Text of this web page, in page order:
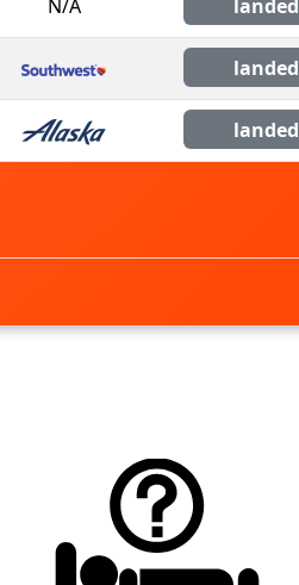
N/A landed
landed
landed